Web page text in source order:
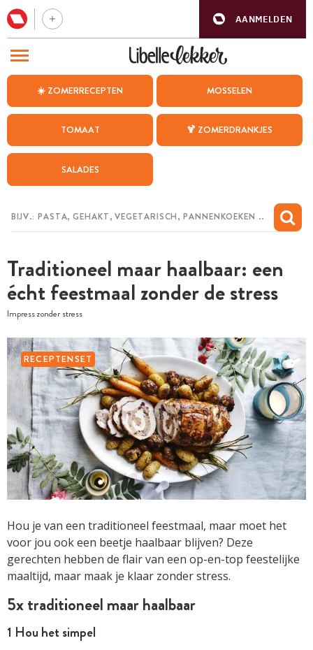
AANMELDEN
☀️ ZOMERRECEPTEN MOSSELEN
TOMAAT 🍹 ZOMERDRANKJES
SALADES
Traditioneel maar haalbaar: een
écht feestmaal zonder de stress
Impress zonder stress
RECEPTENSET
Hou je van een traditioneel feestmaal, maar moet het
voor jou ook een beetje haalbaar blijven? Deze
gerechten hebben de flair van een op-en-top feestelijke
maaltijd, maar maak je klaar zonder stress.
5x traditioneel maar haalbaar
1 Hou het simpel
BEZOEK ONZE ANDERE WEBSITES
WEEKMENU
CHAT MET MAIA
MIJN BEWAARDE RECEPTEN